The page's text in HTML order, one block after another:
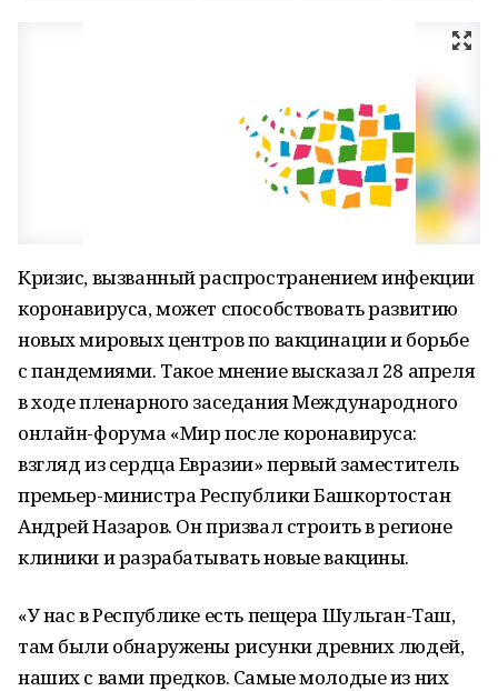
Кризис, вызванный распространением инфекции
коронавируса, может способствовать развитию
новых мировых центров по вакцинации и борьбе
с пандемиями. Такое мнение высказал 28 апреля
в ходе пленарного заседания Международного
онлайн-форума «Мир после коронавируса:
взгляд из сердца Евразии» первый заместитель
премьер-министра Республики Башкортостан
Андрей Назаров. Он призвал строить в регионе
клиники и разрабатывать новые вакцины.
«У нас в Республике есть пещера Шульган-Таш,
там были обнаружены рисунки древних людей,
наших с вами предков. Самые молодые из них